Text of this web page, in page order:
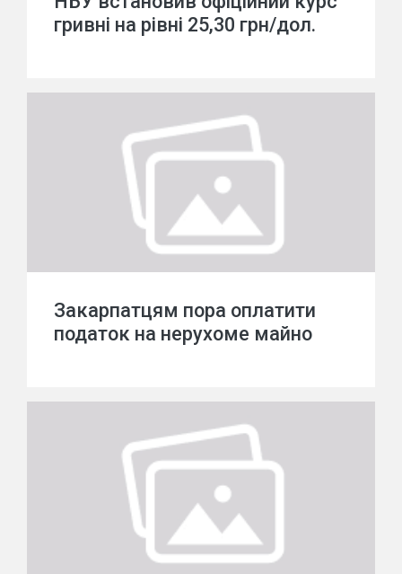
гривні на рівні 25,30 грн/дол.
Закарпатцям пора оплатити
податок на нерухоме майно